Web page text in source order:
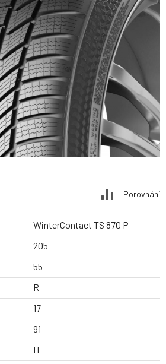
Porovnání
WinterContact TS 870 P
205
55
R
17
91
H